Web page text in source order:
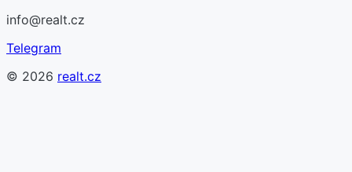
info@realt.cz
Telegram
© 2026 realt.cz